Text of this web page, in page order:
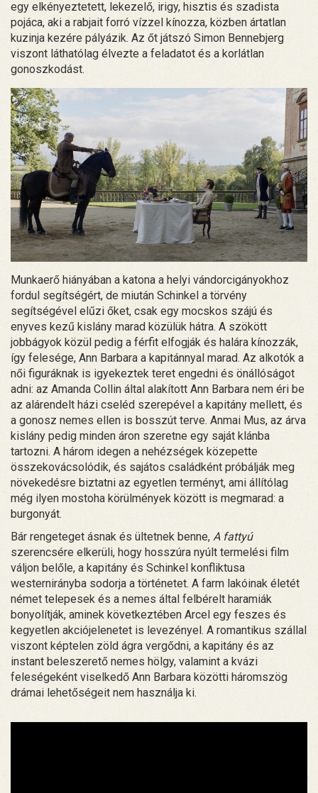
egy elkényeztetett, lekezelő, irigy, hisztis és szadista
pojáca, aki a rabjait forró vízzel kínozza, közben ártatlan
kuzinja kezére pályázik. Az őt játszó Simon Bennebjerg
viszont láthatólag élvezte a feladatot és a korlátlan
gonoszkodást.
Munkaerő hiányában a katona a helyi vándorcigányokhoz
fordul segítségért, de miután Schinkel a törvény
segítségével elűzi őket, csak egy mocskos szájú és
enyves kezű kislány marad közülük hátra. A szökött
jobbágyok közül pedig a férfit elfogják és halára kínozzák,
így felesége, Ann Barbara a kapitánnyal marad. Az alkotók a
női figuráknak is igyekeztek teret engedni és önállóságot
adni: az Amanda Collin által alakított Ann Barbara nem éri be
az alárendelt házi cseléd szerepével a kapitány mellett, és
a gonosz nemes ellen is bosszút terve. Anmai Mus, az árva
kislány pedig minden áron szeretne egy saját klánba
tartozni. A három idegen a nehézségek közepette
összekovácsolódik, és sajátos családként próbálják meg
növekedésre biztatni az egyetlen terményt, ami állítólag
még ilyen mostoha körülmények között is megmarad: a
burgonyát.
Bár rengeteget ásnak és ültetnek benne, A fattyú
szerencsére elkerüli, hogy hosszúra nyúlt termelési film
váljon belőle, a kapitány és Schinkel konfliktusa
westernirányba sodorja a történetet. A farm lakóinak életét
német telepesek és a nemes által felbérelt haramiák
bonyolítják, aminek következtében Arcel egy feszes és
kegyetlen akciójelenetet is levezényel. A romantikus szállal
viszont képtelen zöld ágra vergődni, a kapitány és az
instant beleszerető nemes hölgy, valamint a kvázi
feleségeként viselkedő Ann Barbara közötti háromszög
drámai lehetőségeit nem használja ki.